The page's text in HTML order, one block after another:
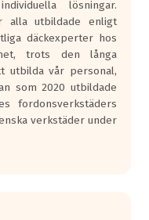
den
lösningar.
alla utbildade enligt
däckexperter hos
trots den långa
utbilda vår personal,
som 2020 utbildade
fordonsverkstäders
verkstäder under